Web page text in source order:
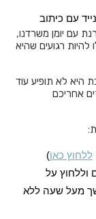
עם יומן משרדנו,
רגועים שהיא
היא לא תופיע עוד
אחריכם
ללחוץ כאן)
וללחוץ על
מעל שעה ללא